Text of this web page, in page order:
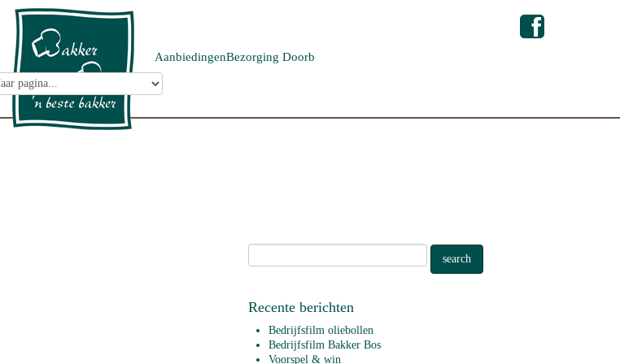
AanbiedingenBezorging Doorb
Recente berichten
Bedrijfsfilm oliebollen
Bedrijfsfilm Bakker Bos
Voorspel & win